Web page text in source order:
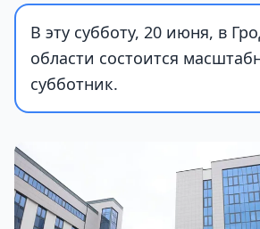
В эту субботу, 20 июня, в
области состоится
субботник.